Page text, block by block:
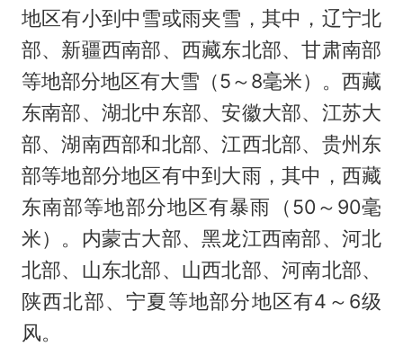
地区有小到中雪或雨夹雪，其中，辽宁北
部、新疆西南部、西藏东北部、甘肃南部
等地部分地区有大雪（5～8毫米）。西藏
东南部、湖北中东部、安徽大部、江苏大
部、湖南西部和北部、江西北部、贵州东
部等地部分地区有中到大雨，其中，西藏
东南部等地部分地区有暴雨（50～90毫
米）。内蒙古大部、黑龙江西南部、河北
北部、山东北部、山西北部、河南北部、
陕西北部、宁夏等地部分地区有4～6级
风。